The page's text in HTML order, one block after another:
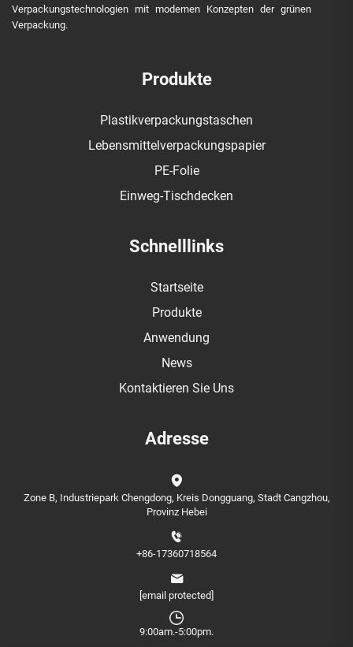
Verpackungstechnologien mit modernen Konzepten der grünen
Verpackung.
Produkte
Plastikverpackungstaschen
Lebensmittelverpackungspapier
PE-Folie
Einweg-Tischdecken
Schnelllinks
Startseite
Produkte
Anwendung
News
Kontaktieren Sie Uns
Adresse
Zone B, Industriepark Chengdong, Kreis Dongguang, Stadt Cangzhou,
Provinz Hebei
+86-17360718564
[email protected]
9:00am.-5:00pm.